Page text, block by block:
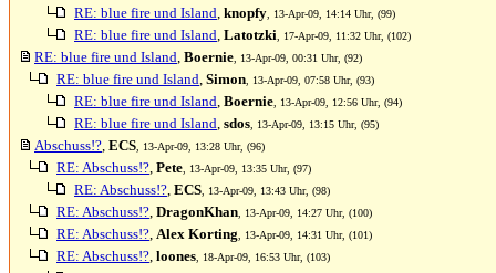
RE: blue fire und Island, knopfy , 13-Apr-09, 14:14 Uhr, (99)
RE: blue fire und Island, Latotzki , 17-Apr-09, 11:32 Uhr, (102)
RE: blue fire und Island, Boernie , 13-Apr-09, 00:31 Uhr, (92)
RE: blue fire und Island, Simon , 13-Apr-09, 07:58 Uhr, (93)
RE: blue fire und Island, Boernie , 13-Apr-09, 12:56 Uhr, (94)
RE: blue fire und Island, sdos , 13-Apr-09, 13:15 Uhr, (95)
Abschuss!?, ECS , 13-Apr-09, 13:28 Uhr, (96)
RE: Abschuss!?, Pete , 13-Apr-09, 13:35 Uhr, (97)
RE: Abschuss!?, ECS , 13-Apr-09, 13:43 Uhr, (98)
RE: Abschuss!?, DragonKhan , 13-Apr-09, 14:27 Uhr, (100)
RE: Abschuss!?, Alex Korting , 13-Apr-09, 14:31 Uhr, (101)
RE: Abschuss!?, loones , 18-Apr-09, 16:53 Uhr, (103)